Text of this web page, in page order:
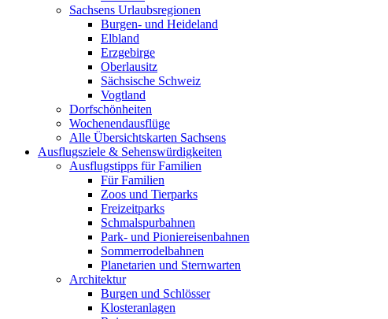
Sachsens Urlaubsregionen
Burgen- und Heideland
Elbland
Erzgebirge
Oberlausitz
Sächsische Schweiz
Vogtland
Dorfschönheiten
Wochenendausflüge
Alle Übersichtskarten Sachsens
Ausflugsziele & Sehenswürdigkeiten
Ausflugstipps für Familien
Für Familien
Zoos und Tierparks
Freizeitparks
Schmalspurbahnen
Park- und Pioniereisenbahnen
Sommerrodelbahnen
Planetarien und Sternwarten
Architektur
Burgen und Schlösser
Klosteranlagen